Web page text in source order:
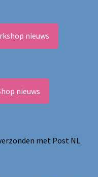
nieuws
nieuws
met Post NL.